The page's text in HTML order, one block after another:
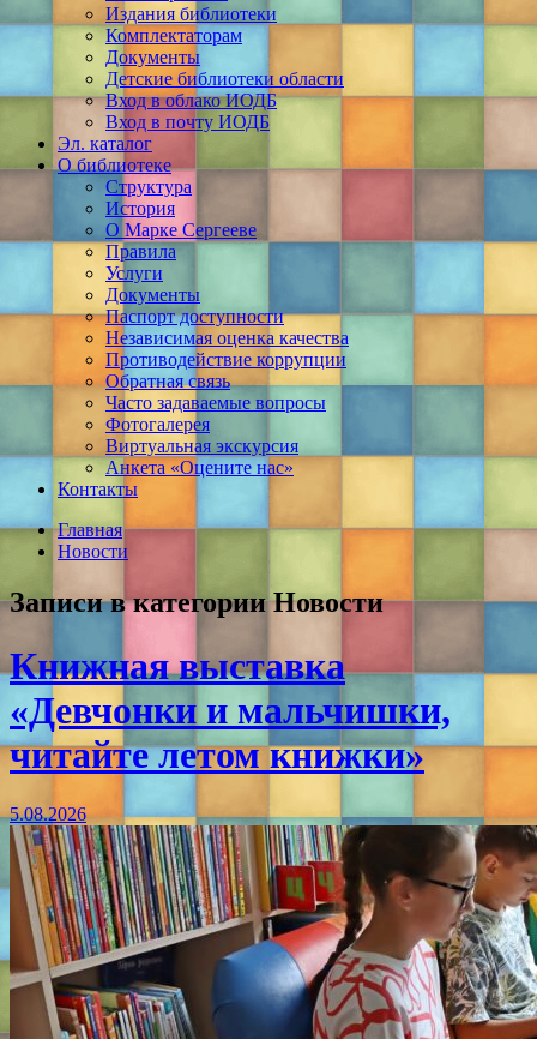
Издания библиотеки
Комплектаторам
Документы
Детские библиотеки области
Вход в облако ИОДБ
Вход в почту ИОДБ
Эл. каталог
О библиотеке
Структура
История
О Марке Сергееве
Правила
Услуги
Документы
Паспорт доступности
Независимая оценка качества
Противодействие коррупции
Обратная связь
Часто задаваемые вопросы
Фотогалерея
Виртуальная экскурсия
Анкета «Оцените нас»
Контакты
Главная
Новости
Записи в категорииНовости
Книжная выставка
«Девчонки и мальчишки,
читайте летом книжки»
5.08.2026